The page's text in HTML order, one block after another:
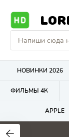
НОВИНКИ 2026
ФИЛЬМЫ 4К
APPLE